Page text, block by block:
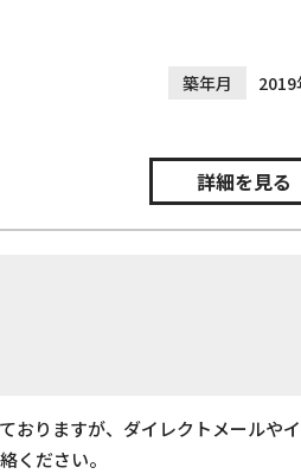
築年月 2019
詳細を見る
おりますが、ダイレクトメールや
ください。